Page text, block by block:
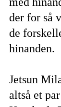
der for så
de
hinanden.
Jetsun
altså et